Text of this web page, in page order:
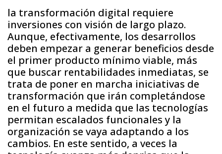
la transformación digital requiere
inversiones con visión de largo plazo.
Aunque, efectivamente, los desarrollos
deben empezar a generar beneficios desde
el primer producto mínimo viable, más
que buscar rentabilidades inmediatas, se
trata de poner en marcha iniciativas de
transformación que irán completándose
en el futuro a medida que las tecnologías
permitan escalados funcionales y la
organización se vaya adaptando a los
cambios. En este sentido, a veces la